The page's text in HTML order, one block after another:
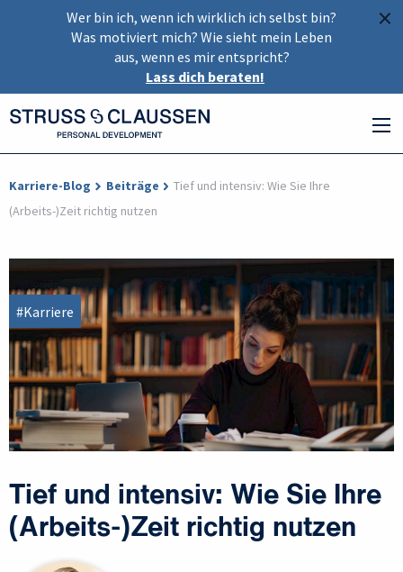
×
Wer bin ich, wenn ich wirklich ich selbst bin?
Was motiviert mich? Wie sieht mein Leben
aus, wenn es mir entspricht?
Lass dich beraten!
Karriere-Blog Beiträge
Tief und intensiv: Wie Sie Ihre
(Arbeits-)Zeit richtig nutzen
#Karriere
Tief und intensiv: Wie Sie Ihre
(Arbeits-)Zeit richtig nutzen